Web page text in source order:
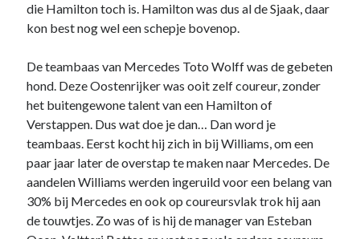
die Hamilton toch is. Hamilton was dus al de Sjaak, daar
kon best nog wel een schepje bovenop.
De teambaas van Mercedes Toto Wolff was de gebeten
hond. Deze Oostenrijker was ooit zelf coureur, zonder
het buitengewone talent van een Hamilton of
Verstappen. Dus wat doe je dan… Dan word je
teambaas. Eerst kocht hij zich in bij Williams, om een
paar jaar later de overstap te maken naar Mercedes. De
aandelen Williams werden ingeruild voor een belang van
30% bij Mercedes en ook op coureursvlak trok hij aan
de touwtjes. Zo was of is hij de manager van Esteban